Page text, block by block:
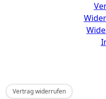
Copyright ©
Vertrag widerrufen